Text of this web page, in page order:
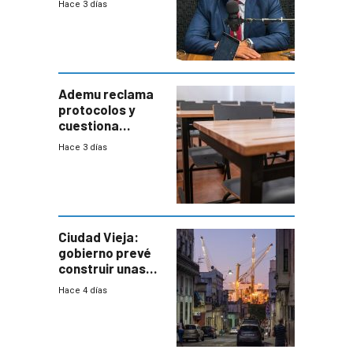
Hace 3 días
Ademu reclama
protocolos y
cuestiona
demora de
Hace 3 días
Ciudad Vieja:
gobierno prevé
construir unas
mil viviendas en
Hace 4 días